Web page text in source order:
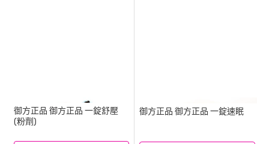
御方正品 御方正品 一錠舒壓
(粉劑)
御方正品 御方正品 一錠速眠